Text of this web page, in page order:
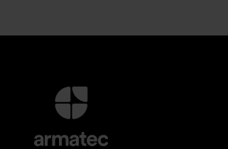
Yderligere
information
kontaktoplysninger